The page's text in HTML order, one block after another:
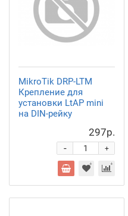
MikroTik DRP-LTM
Крепление для
установки LtAP mini
на DIN-рейку
297р.
+
-